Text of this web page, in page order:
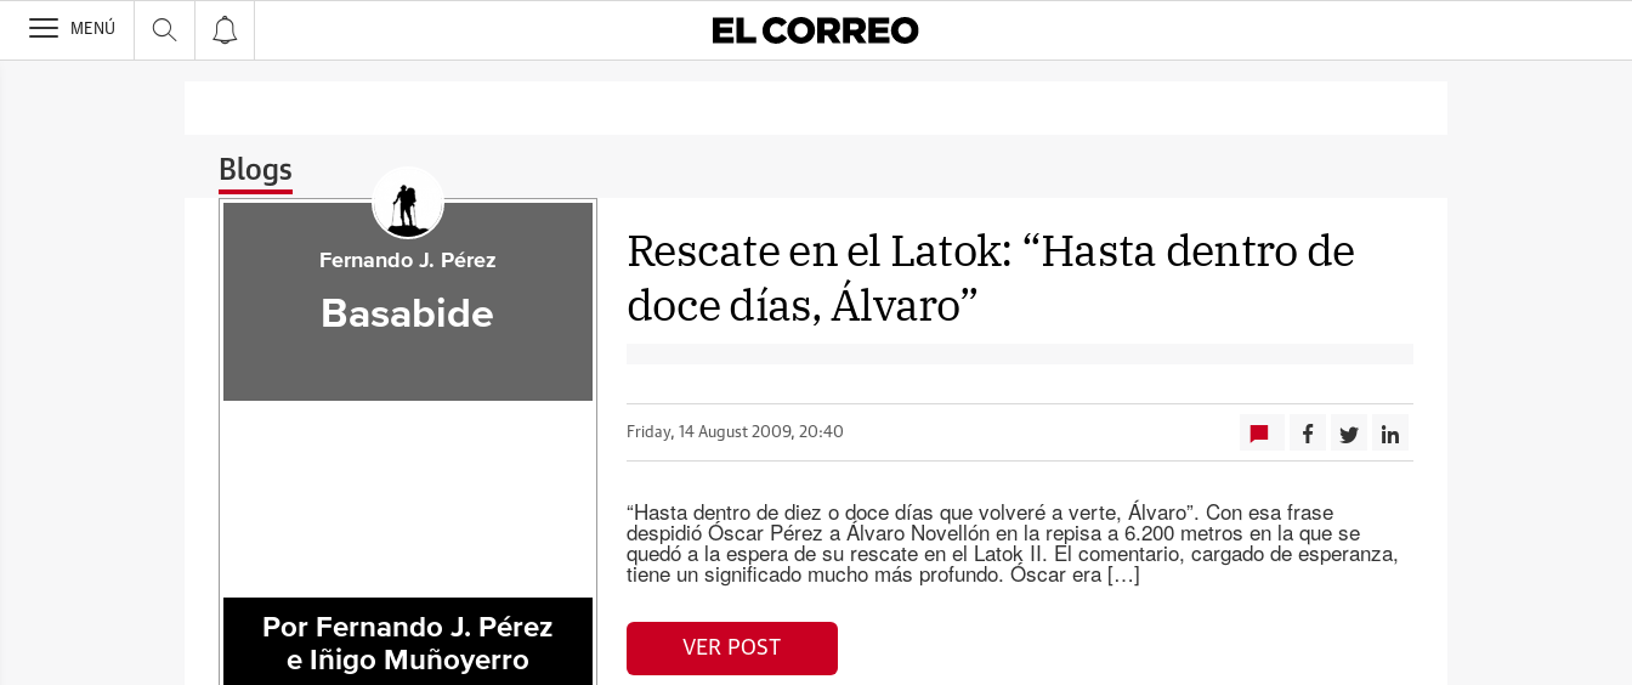
>
MENÚ
Blogs
Rescate en el Latok: “Hasta dentro de
doce días, Álvaro”
Friday, 14 August 2009, 20:40
“Hasta dentro de diez o doce días que volveré a verte, Álvaro”. Con esa frase
despidió Óscar Pérez a Álvaro Novellón en la repisa a 6.200 metros en la que se
quedó a la espera de su rescate en el Latok II. El comentario, cargado de esperanza,
tiene un significado mucho más profundo. Óscar era […]
VER POST
Fernando J. Pérez
Basabide
Por Fernando J. Pérez
e Iñigo Muñoyerro